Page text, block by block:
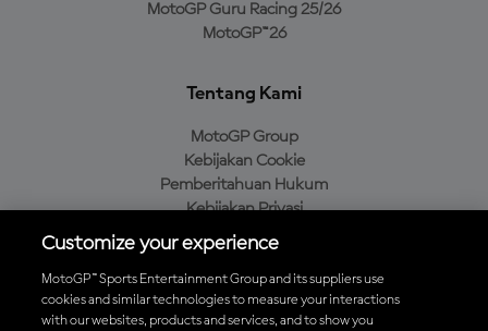
MotoGP Guru Racing 25/26
MotoGP™26
Tentang Kami
MotoGP Group
Kebijakan Cookie
Pemberitahuan Hukum
Kebijakan Privasi
Kebijakan Pembelian
Unduh Aplikasi Resmi MotoGP™
Customize your experience
MotoGP™ Sports Entertainment Group and its suppliers use
cookies and similar technologies to measure your interactions
with our websites, products and services, and to show you